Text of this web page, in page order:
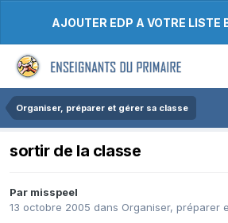
AJOUTER EDP A VOTRE LISTE
Organiser, préparer et gérer sa classe
sortir de la classe
Par misspeel
13 octobre 2005 dans Organiser, préparer